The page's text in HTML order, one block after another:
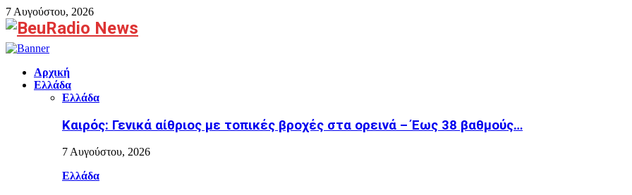
7 Αυγούστου, 2026
Facebook
Αρχική
Ελλάδα
Ελλάδα
Καιρός: Γενικά αίθριος με τοπικές βροχές στα ορεινά – Έως 38 βαθμούς…
7 Αυγούστου, 2026
Ελλάδα